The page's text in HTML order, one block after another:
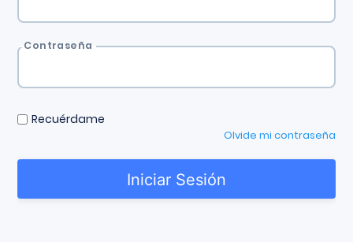
Contraseña
Recuérdame
Olvide mi contraseña
Iniciar Sesión